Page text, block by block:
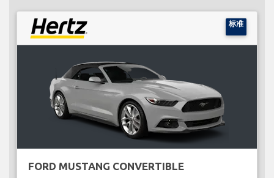
标准
FORD MUSTANG CONVERTIBLE